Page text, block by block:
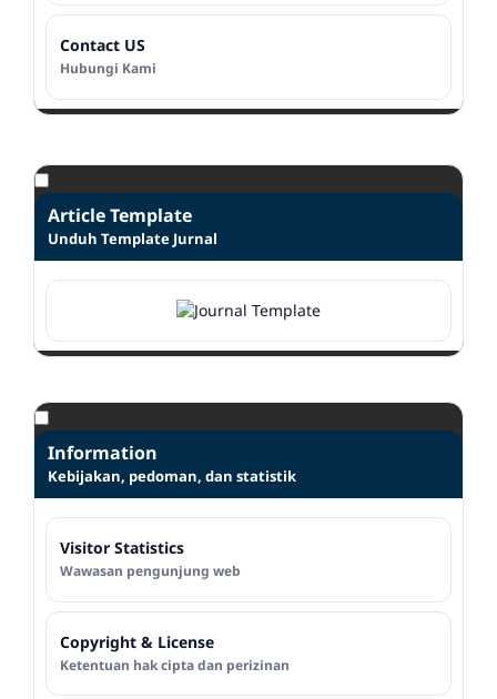
Contact US
Hubungi Kami
Article Template
Unduh Template Jurnal
Information
Kebijakan, pedoman, dan statistik
Visitor Statistics
Wawasan pengunjung web
Copyright & License
Ketentuan hak cipta dan perizinan